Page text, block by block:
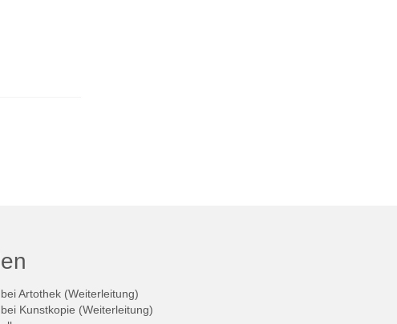
Artothek (Weiterleitung)
Kunstkopie (Weiterleitung)